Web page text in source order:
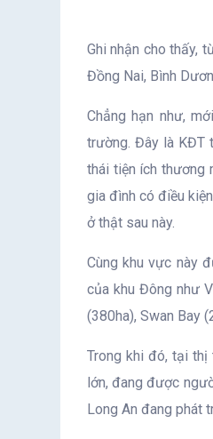
Ghi nhận cho thấy,
Đồng Nai, Bình
Chẳng hạn như,
trường. Đây là KĐT
thái tiện ích thương
gia đình có điều
ở thật sau này.
Cùng khu vực này
của khu Đông như
(380ha), Swan Bay
Trong khi đó, tại thị
lớn, đang được
Long An đang phát